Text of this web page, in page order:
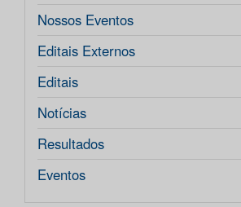
Nossos Eventos
Editais Externos
Editais
Notícias
Resultados
Eventos